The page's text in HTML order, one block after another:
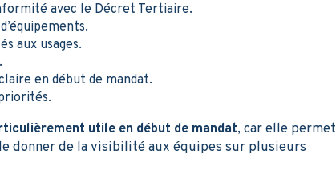
avec le Décret Tertiaire.
aux usages.
en début de mandat.
utile en début de mandat, car elle permet
donner de la visibilité aux équipes sur plusieurs